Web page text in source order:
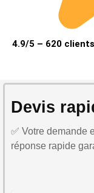
4.9/5 – 620
Devis
✅ Votre demande
réponse rapide